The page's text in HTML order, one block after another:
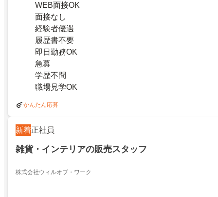
WEB面接OK
面接なし
経験者優遇
履歴書不要
即日勤務OK
急募
学歴不問
職場見学OK
かんたん応募
新着正社員
雑貨・インテリアの販売スタッフ
株式会社ウィルオブ・ワーク